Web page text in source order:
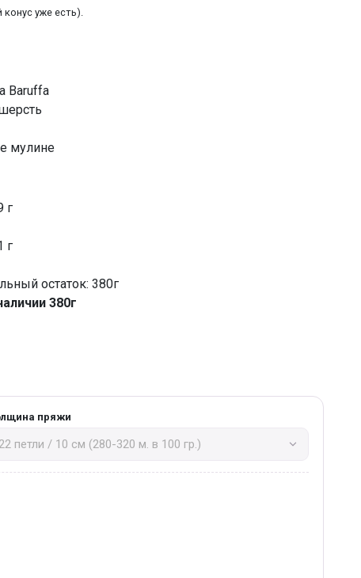
уже есть).
Baruffa
мулине
г
г
остаток: 380г
380г
пряжи